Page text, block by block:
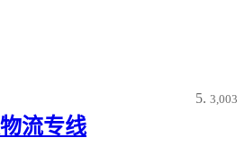
3,003
流专线